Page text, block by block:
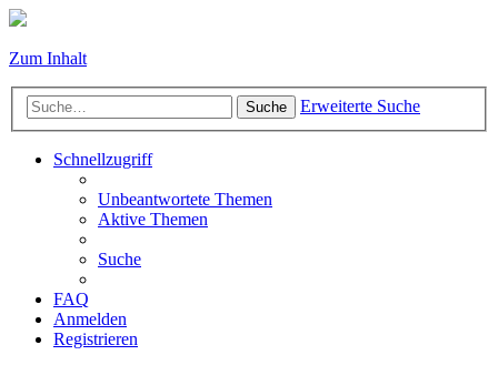
Zum Inhalt
Suche Erweiterte Suche
Schnellzugriff
Unbeantwortete Themen
Aktive Themen
Suche
FAQ
Anmelden
Registrieren